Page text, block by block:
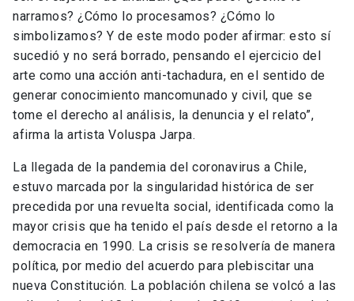
narramos? ¿Cómo lo procesamos? ¿Cómo lo
simbolizamos? Y de este modo poder afirmar: esto sí
sucedió y no será borrado, pensando el ejercicio del
arte como una acción anti-tachadura, en el sentido de
generar conocimiento mancomunado y civil, que se
tome el derecho al análisis, la denuncia y el relato”,
afirma la artista Voluspa Jarpa.
La llegada de la pandemia del coronavirus a Chile,
estuvo marcada por la singularidad histórica de ser
precedida por una revuelta social, identificada como la
mayor crisis que ha tenido el país desde el retorno a la
democracia en 1990. La crisis se resolvería de manera
política, por medio del acuerdo para plebiscitar una
nueva Constitución. La población chilena se volcó a las